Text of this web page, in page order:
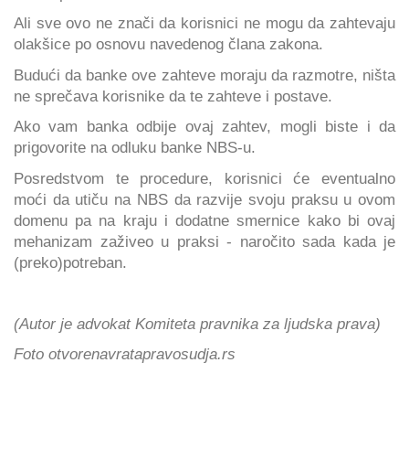
Ali sve ovo ne znači da korisnici ne mogu da zahtevaju
olakšice po osnovu navedenog člana zakona.
Budući da banke ove zahteve moraju da razmotre, ništa
ne sprečava korisnike da te zahteve i postave.
Ako vam banka odbije ovaj zahtev, mogli biste i da
prigovorite na odluku banke NBS-u.
Posredstvom te procedure, korisnici će eventualno
moći da utiču na NBS da razvije svoju praksu u ovom
domenu pa na kraju i dodatne smernice kako bi ovaj
mehanizam zaživeo u praksi - naročito sada kada je
(preko)potreban.
(Autor je advokat Komiteta pravnika za ljudska prava)
Foto otvorenavratapravosudja.rs